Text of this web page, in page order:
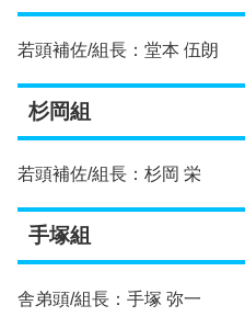
若頭補佐/組長：堂本 伍朗
杉岡組
若頭補佐/組長：杉岡 栄
手塚組
舎弟頭/組長：手塚 弥一